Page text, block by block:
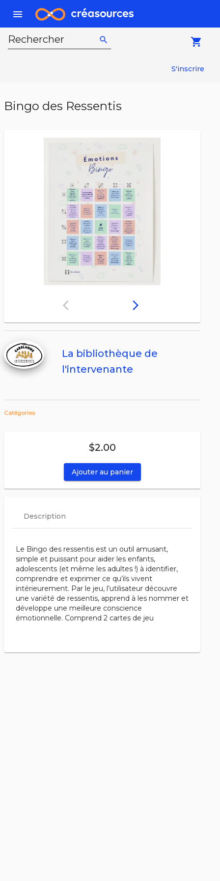
menu
Rechercher search local_grocery_store
S'inscrire
Bingo des Ressentis
arrow_back_ios arrow_forward_ios
Catégories
$2.00
Ajouter au panier
La bibliothèque de
l'intervenante
Description
Le Bingo des ressentis est un outil amusant,
simple et puissant pour aider les enfants,
adolescents (et même les adultes !) à identifier,
comprendre et exprimer ce qu’ils vivent
intérieurement. Par le jeu, l’utilisateur découvre
une variété de ressentis, apprend à les nommer et
développe une meilleure conscience
émotionnelle. Comprend 2 cartes de jeu